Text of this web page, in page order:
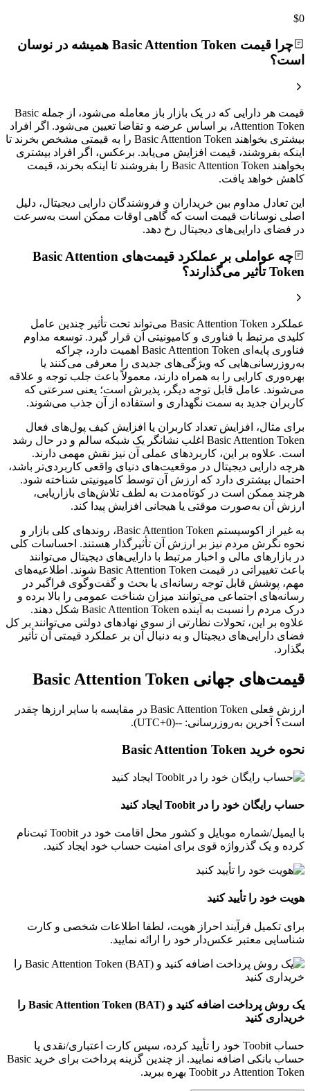
$0
چرا قیمت Basic Attention Token همیشه در نوسان
است؟
قیمت هر دارایی که در یک بازار باز معامله می‌شود، از جمله Basic
Attention Token، بر اساس عرضه و تقاضا تعیین می‌شود. اگر افراد
بیشتری بخواهند Basic Attention Token را به قیمتی مشخص بخرند تا
اینکه بفروشند، قیمت افزایش می‌یابد. برعکس، اگر افراد بیشتری
بخواهند Basic Attention Token را بفروشند تا اینکه بخرند، قیمت
کاهش خواهد یافت.
این تعادل مداوم بین خریداران و فروشندگان دارایی دیجیتال، دلیل
اصلی نوسانات قیمت است که گاهی اوقات ممکن است به‌سرعت
در فضای دارایی‌های دیجیتال رخ دهد.
چه عواملی بر عملکرد قیمت‌های Basic Attention
Token تأثیر می‌گذارند؟
عملکرد Basic Attention Token می‌تواند تحت تأثیر چندین عامل
کلیدی مرتبط با فناوری و کامیونیتی آن قرار گیرد. توسعه مداوم
فناوری پایه‌ای Basic Attention Token اهمیت دارد، چراکه
به‌روزرسانی‌هایی که ویژگی‌های جدیدی را معرفی می‌کنند یا
بهره‌وری کارایی را به همراه دارند، معمولاً باعث جلب توجه و علاقه‌
می‌شوند. عامل قابل توجه دیگر، پذیرش است؛ یعنی سرعتی که
کاربران جدید به سمت نگهداری و استفاده از آن جذب می‌شوند.
برای مثال، افزایش تعداد کاربران یا افزایش کیف پول‌های فعال
Basic Attention Token اغلب نشانگر یک شبکه سالم و در حال رشد
است. علاوه بر این، کاربردهای عملی آن نیز نقش مهمی دارند.
هرچه دارایی دیجیتال در موقعیت‌های دنیای واقعی کاربردی‌تر باشد،
احتمال بیشتری دارد که ارزش آن توسط کامیونیتی شناخته شود.
هرچند ممکن است در کوتاه‌مدت به لطف تلاش‌های بازاریابی،
ارزش آن به‌صورت موقتی یا هیجانی افزایش پیدا کند.
به غیر از اکوسیستم Basic Attention Token، روندهای کلی بازار و
نحوه نگرش مردم نیز بر ارزش آن تأثیرگذار هستند. احساسات کلی
در بازارهای مالی و اخبار مرتبط با دارایی‌های دیجیتال می‌توانند
باعث تغییراتی در قیمت Basic Attention Token شوند. اطلاعیه‌های
مهم، پوشش قابل توجه رسانه‌ای یا بحث و گفت‌وگوی فراگیر در
رسانه‌های اجتماعی می‌توانند میزان شناخت عمومی را بالا برده و
درک مردم را نسبت به آینده Basic Attention Token شکل دهند.
علاوه بر این، تحولات نظارتی از سوی نهادهای دولتی می‌توانند بر کل
فضای دارایی‌های دیجیتال و به‌ دنبال آن بر عملکرد قیمتی آن تأثیر
بگذارد.
قیمت‌های جهانی Basic Attention Token
ارزش فعلی Basic Attention Token در مقایسه با سایر ارزها چقدر
است؟ آخرین به‌روزرسانی: --(UTC+0).
نحوه خرید Basic Attention Token
حساب رایگان خود را در Toobit ایجاد کنید
با ایمیل/شماره موبایل و کشور محل اقامت خود در Toobit ثبت‌نام
کرده و یک گذرواژه قوی برای امنیت حساب خود ایجاد کنید.
هویت خود را تأیید کنید
برای تکمیل فرآیند احراز هویت، لطفا اطلاعات شخصی و کارت
شناسایی معتبر عکس‌دار خود را ارائه نمایید.
یک روش پرداخت اضافه کنید و Basic Attention Token (BAT) را
خریداری کنید
حساب Toobit خود را تأیید کرده، سپس کارت اعتباری/نقدی یا
حساب بانکی اضافه نمایید. از چندین گزینه پرداخت برای خرید Basic
Attention Token در Toobit بهره ببرید.